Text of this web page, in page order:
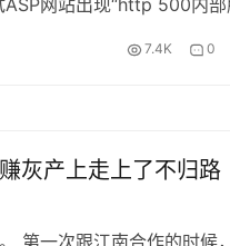
网站出现“http 500内部
7.4K 0
灰产上走上了不归路